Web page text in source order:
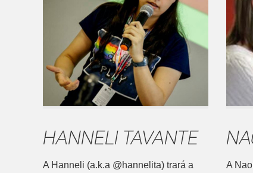
Hanneli Tavante
A Hanneli (a.k.a @hannelita) trará a
A